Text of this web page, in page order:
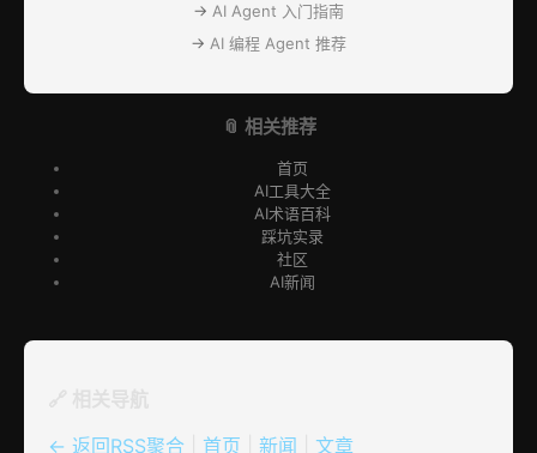
→ AI Agent 入门指南
→ AI 编程 Agent 推荐
📎 相关推荐
首页
AI工具大全
AI术语百科
踩坑实录
社区
AI新闻
← 返回RSS聚合
首页 新闻 文章